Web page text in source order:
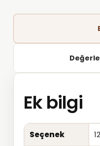
Ek bilgi
Seçenek